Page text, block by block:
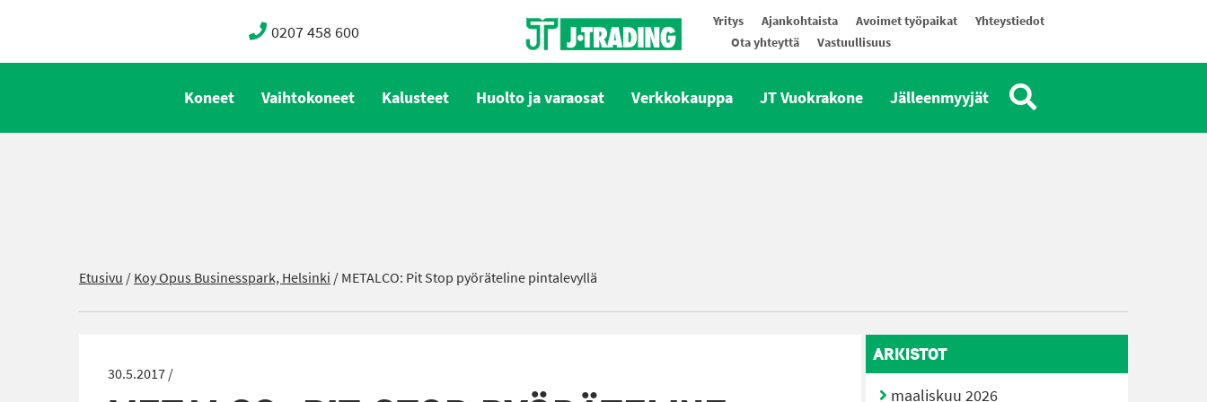
0207 458 600 Yritys Ajankohtaista Avoimet työpaikat
Yhteystiedot
Ota yhteyttä
Vastuullisuus
Koneet Vaihtokoneet Kalusteet Huolto ja varaosat Verkkokauppa JT Vuokrakone Jälleenmyyjät
Etusivu /Koy Opus Businesspark, Helsinki /METALCO: Pit Stop pyöräteline pintalevyllä
30.5.2017 /
ARKISTOT
maaliskuu 2026